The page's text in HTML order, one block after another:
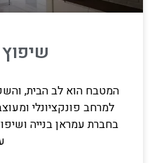
המטבח הוא לב הבית,
למרחב פונקציונלי
בחברת עמראן בנייה